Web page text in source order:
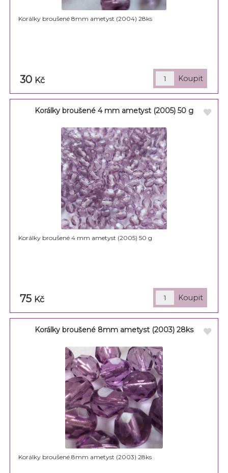
Korálky broušené 8mm ametyst (2004) 28ks
30 Kč
Korálky broušené 4 mm ametyst (2005) 50 g
Korálky broušené 4 mm ametyst (2005) 50 g
75 Kč
Korálky broušené 8mm ametyst (2003) 28ks
Korálky broušené 8mm ametyst (2003) 28ks